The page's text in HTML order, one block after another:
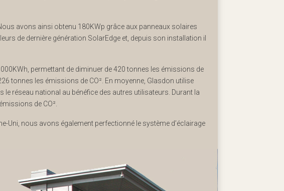
avons ainsi obtenu 180KWp grâce aux panneaux solaires
de dernière génération SolarEdge et, depuis son installation il
permettant de diminuer de 420 tonnes les émissions de
tonnes les émissions de CO². En moyenne, Glasdon utilise
réseau national au bénéfice des autres utilisateurs. Durant la
de CO².
nous avons également perfectionné le système d’éclairage